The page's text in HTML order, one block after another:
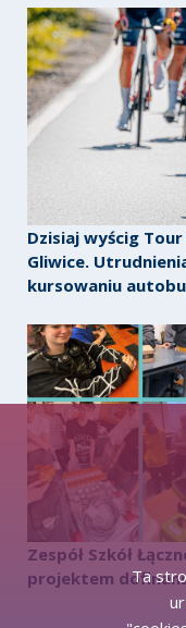
Dzisiaj wyścig
Gliwice.
kursowaniu
Zespół Szkół
projektem
Ta